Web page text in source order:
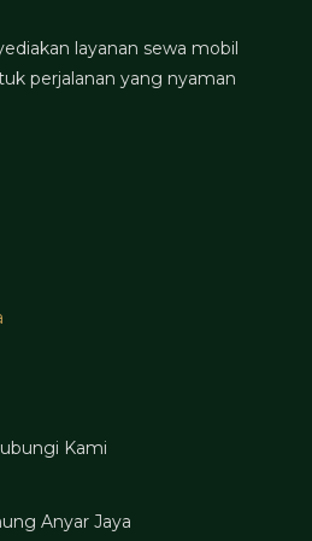
layanan sewa mobil
perjalanan yang nyaman
Kami
Anyar Jaya